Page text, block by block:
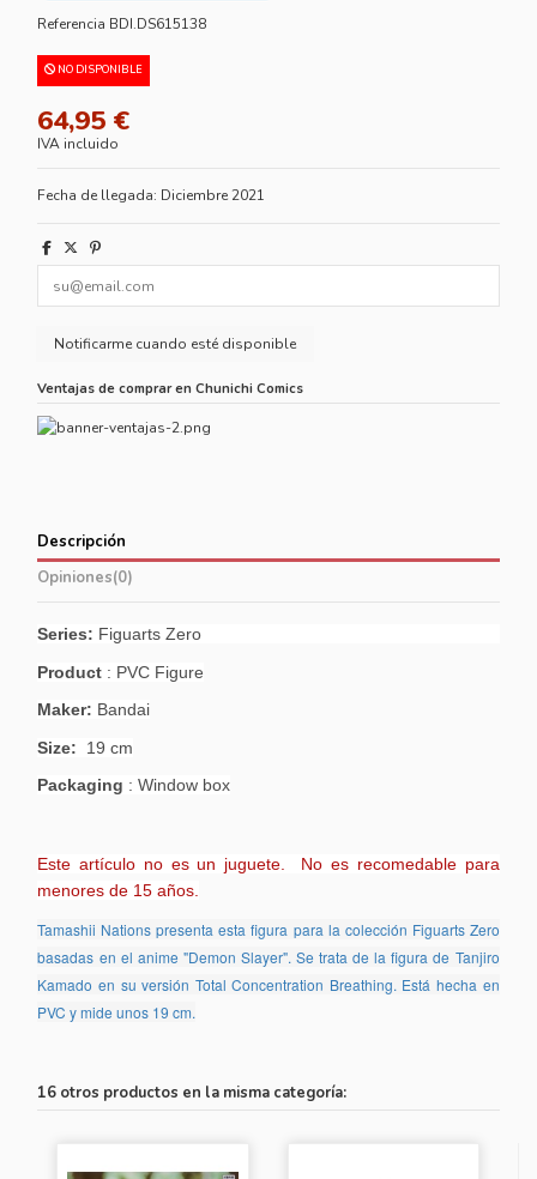
Referencia BDI.DS615138
NO DISPONIBLE
64,95 €
IVA incluido
Fecha de llegada: Diciembre 2021
Ventajas de comprar en Chunichi Comics
Descripción
Opiniones(0)
Series: Figuarts Zero
Product : PVC Figure
Maker: Bandai
Size:
19 cm
Packaging : Window box
Este artículo no es un juguete. No es recomedable para
menores de 15 años.
Tamashii Nations presenta esta figura para la colección Figuarts Zero
basadas en el anime "Demon Slayer". Se trata de la figura de Tanjiro
Kamado en su versión Total Concentration Breathing. Está hecha en
PVC y mide unos 19 cm.
16 otros productos en la misma categoría: